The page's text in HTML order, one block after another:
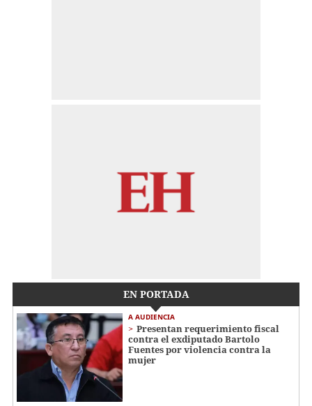
EN PORTADA
A AUDIENCIA
Presentan requerimiento fiscal
contra el exdiputado Bartolo
Fuentes por violencia contra la
mujer